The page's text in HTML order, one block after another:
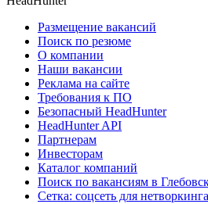
Размещение вакансий
Поиск по резюме
О компании
Наши вакансии
Реклама на сайте
Требования к ПО
Безопасный HeadHunter
HeadHunter API
Партнерам
Инвесторам
Каталог компаний
Поиск по вакансиям в
Сетка: соцсеть для нетворкинга